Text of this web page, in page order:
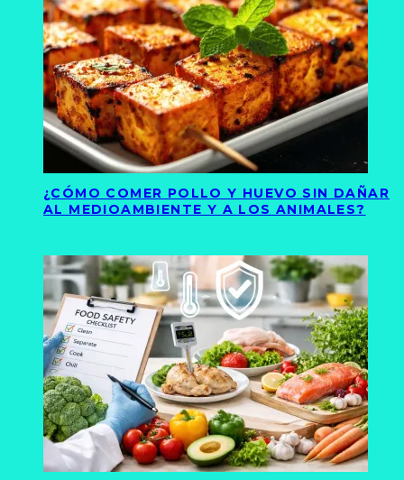
¿CÓMO COMER POLLO Y HUEVO SIN DAÑAR
AL MEDIOAMBIENTE Y A LOS ANIMALES?